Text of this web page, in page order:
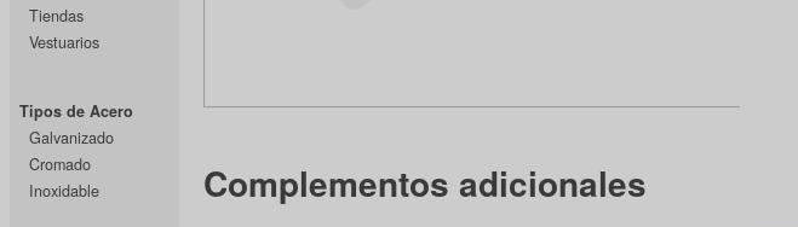
Tiendas
Vestuarios
Tipos de Acero
Galvanizado
Cromado
Inoxidable
Complementos adicionales